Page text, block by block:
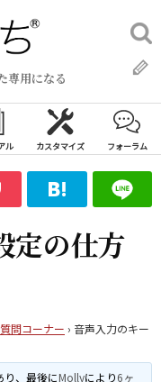
専用になる
検
索:
ル カスタマイズ フォーラム
定の仕方
問コーナー › 音声入力のキー
り、最後にMollyにより6ヶ